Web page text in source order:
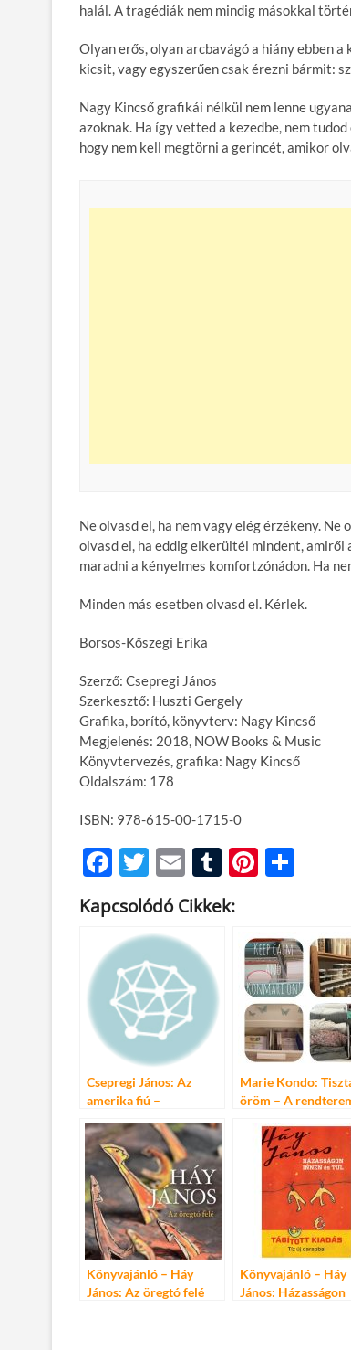
halál. A tragédiák nem mindig másokkal
Olyan erős, olyan arcbavágó a hiány ebben
kicsit, vagy egyszerűen csak érezni bármit:
Nagy Kincső grafikái nélkül nem lenne
azoknak. Ha így vetted a kezedbe, nem
hogy nem kell megtörni a gerincét, amikor
Ne olvasd el, ha nem vagy elég érzékeny.
olvasd el, ha eddig elkerültél mindent,
maradni a kényelmes komfortzónádon. Ha
Minden más esetben olvasd el. Kérlek.
Borsos-Kőszegi Erika
Szerző: Csepregi János
Szerkesztő: Huszti Gergely
Grafika, borító, könyvterv: Nagy Kincső
Megjelenés: 2018, NOW Books & Music
Könyvtervezés, grafika: Nagy Kincső
Oldalszám: 178
ISBN: 978-615-00-1715-0
F
ac
e
b
o
o
k
T
w
itt
er
E
m
ail
T
u
m
bl
Pi
es
t
m
e
g
Kapcsolódó Cikkek:
Csepregi János: Az
amerika fiú –
Marie Kondo:
öröm – A
Könyvajánló – Háy
János: Az öregtó felé
Könyvajánló – Háy
János: Házasságon